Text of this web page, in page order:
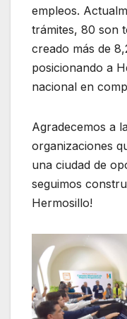
empleos.
trámites, 80 son
creado más de
posicionando a
nacional en
Agradecemos a
organizaciones
una ciudad de
seguimos
Hermosillo!